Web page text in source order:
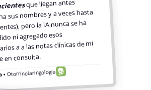
que llegan antes
sus nombres y a veces hasta
pero la IA nunca se ha
ni agregado esos
a a las notas clínicas de mi
en consulta.
•Otorrinolaringología